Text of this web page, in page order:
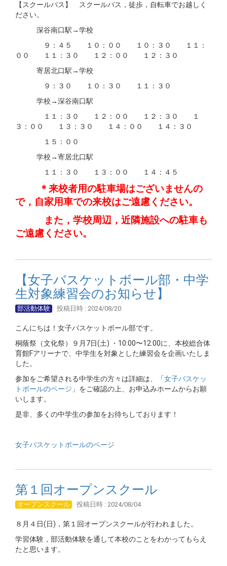
【スクールバス】 スクールバス，徒歩，自転車でお越しく
ださい。
深谷南口駅→学校
９：４５ １０：００ １０：３０ １１：
００ １１：３０ １２：００ １２：３０
寄居北口駅→学校
９：３０ １０：３０ １１：３０
学校→深谷南口駅
１１：３０ １２：００ １２：３０ １
３：００ １３：３０ １４：００ １４：３０
１５：００
学校→寄居北口駅
１１：３０ １３：００ １４：４５
＊来校者用の駐車場はございませんの
で，自家用車での来校はご遠慮ください。
また，学校周辺，近隣施設への駐車も
ご遠慮ください。
【女子バスケットボール部・中学
生対象練習会のお知らせ】
部活動体験 投稿日時 : 2024/08/20
こんにちは！女子バスケットボール部です。
桐蔭祭（文化祭）９月7日(土) ・10:00〜12:00に、本校総合体
育館Fアリーナで、中学生を対象とした練習会を企画いたしま
した。
参加をご希望される中学生の方々は詳細は、「女子バスケッ
トボールのページ 」をご確認の上、お申込みホームからお願
いします。
是非、多くの中学生の参加をお待ちしております！
女子バスケットボールのページ
第１回オープンスクール
オープンスクール 投稿日時 : 2024/08/04
８月４日(日)，第１回オープンスクールが行われました。
学習体験，部活動体験を通して本校のことをわかってもらえ
たと思います。